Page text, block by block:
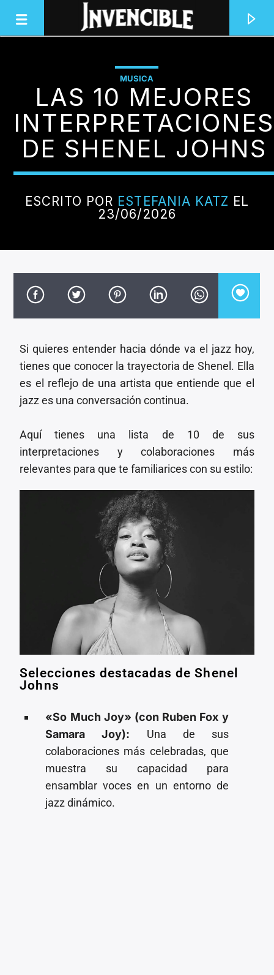
INVENCIBLE RADIO
JUNTOS SOMOS INVENCIBLES
CANCIÓN ACTUAL
TÍTULO
Invencible Radio
MUSICA
LAS 10 MEJORES
INTERPRETACIONES
DE SHENEL JOHNS
ESCRITO POR ESTEFANIA KATZ EL
23/06/2026
Si quieres entender hacia dónde va el jazz hoy,
tienes que conocer la trayectoria de Shenel. Ella
es el reflejo de una artista que entiende que el
jazz es una conversación continua.
Aquí tienes una lista de 10 de sus
interpretaciones y colaboraciones más
relevantes para que te familiarices con su estilo:
Selecciones destacadas de Shenel
Johns
«So Much Joy» (con Ruben Fox y
Samara Joy): Una de sus
colaboraciones más celebradas, que
muestra su capacidad para
ensamblar voces en un entorno de
jazz dinámico.